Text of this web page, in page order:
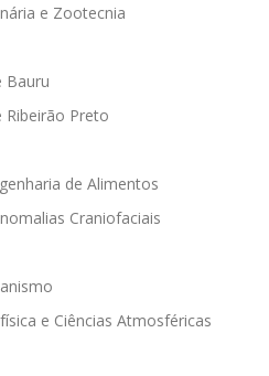
e Zootecnia
Bauru
Ribeirão Preto
de Alimentos
Craniofaciais
e Ciências Atmosféricas